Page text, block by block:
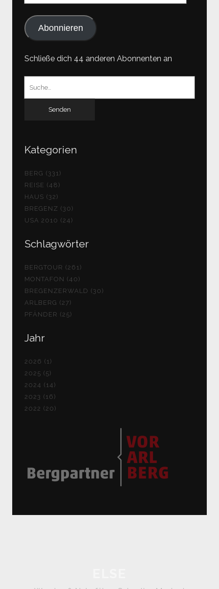
Abonnieren
Schließe dich 44 anderen Abonnenten an
Kategorien
BERG (331)
REISE (48)
HAUS (32)
BREGENZ (30)
USA 2010 (24)
Schlagwörter
BERGTOUR (261)
MONTAFON (40)
BREGENZERWALD (30)
ARLBERG (27)
PFÄNDER (25)
Jahr
2026 (1)
2025 (5)
2024 (14)
2023 (16)
2022 (20)